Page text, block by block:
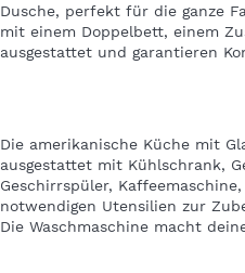
Dusche, perfekt für die ganze
mit einem Doppelbett, einem
ausgestattet und garantieren
Die amerikanische Küche mit
ausgestattet mit Kühlschrank,
Geschirrspüler,
notwendigen Utensilien zur
Die Waschmaschine macht